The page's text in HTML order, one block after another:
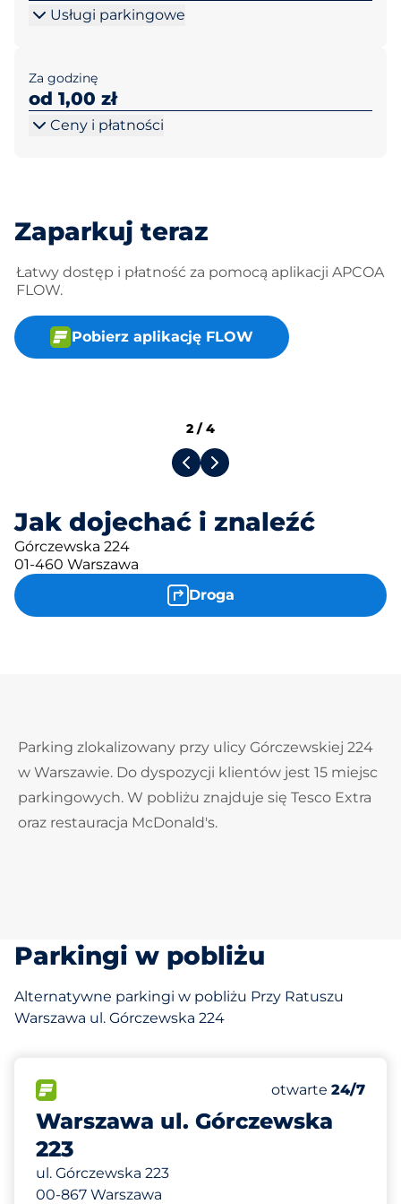
Usługi parkingowe
Za godzinę
od 1,00 zł
Ceny i płatności
Zaparkuj teraz
Łatwy dostęp i płatność za pomocą aplikacji APCOA
FLOW.
Pobierz aplikację FLOW
Jak dojechać i znaleźć
Górczewska 224
01-460 Warszawa
Droga
2 /4
Parking zlokalizowany przy ulicy Górczewskiej 224
w Warszawie. Do dyspozycji klientów jest 15 miejsc
parkingowych. W pobliżu znajduje się Tesco Extra
oraz restauracja McDonald's.
Parkingi w pobliżu
Alternatywne parkingi w pobliżu Przy Ratuszu
Warszawa ul. Górczewska 224
Warszawa ul. Górczewska
223
ul. Górczewska 223
00-867 Warszawa
Liczba miejsc
Całkowita
otwarte 24/7
477 m